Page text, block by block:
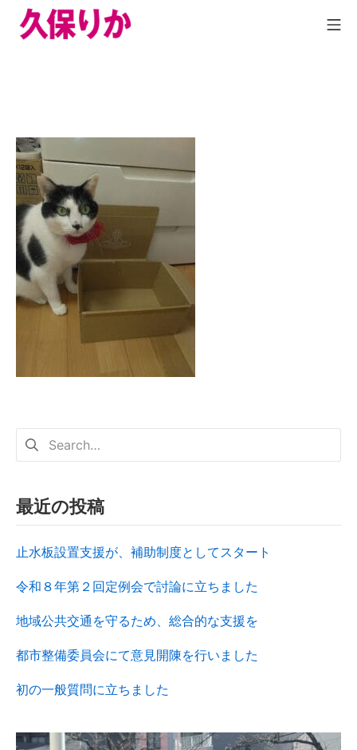
最近の投稿
止水板設置支援が、補助制度としてスタート
令和８年第２回定例会で討論に立ちました
地域公共交通を守るため、総合的な支援を
都市整備委員会にて意見開陳を行いました
初の一般質問に立ちました